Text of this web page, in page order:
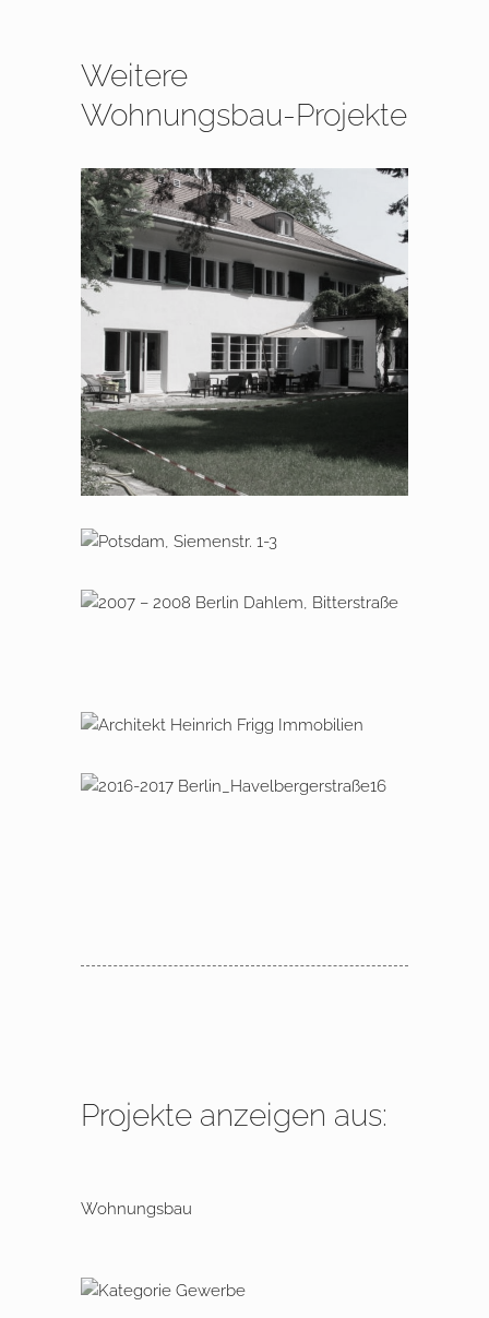
Weitere
Wohnungsbau-Projekte
2006 – 2007 Berlin Dahlem,
Hüttenweg
2020 – 2022 Potsdam,
2007 – 2008 Berlin Dahlem,
2008 – 2025 FRIGG-Immobilien
2016 – 2017 Havelberger Straße 16
Projekte anzeigen aus:
Wohnungsbau